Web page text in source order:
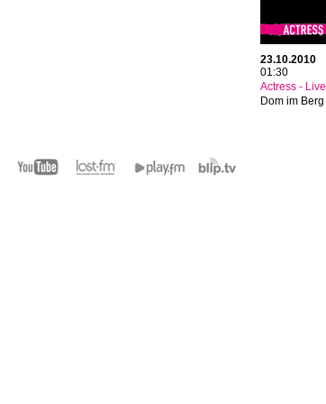
23.10.2010
01:30
Actress - Live
Dom im Berg